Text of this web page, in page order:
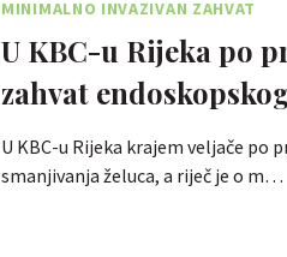
MINIMALNO INVAZIVAN ZAHVAT
U KBC-u Rijeka po
zahvat
U KBC-u Rijeka krajem veljače po
smanjivanja želuca, a riječ je o m…